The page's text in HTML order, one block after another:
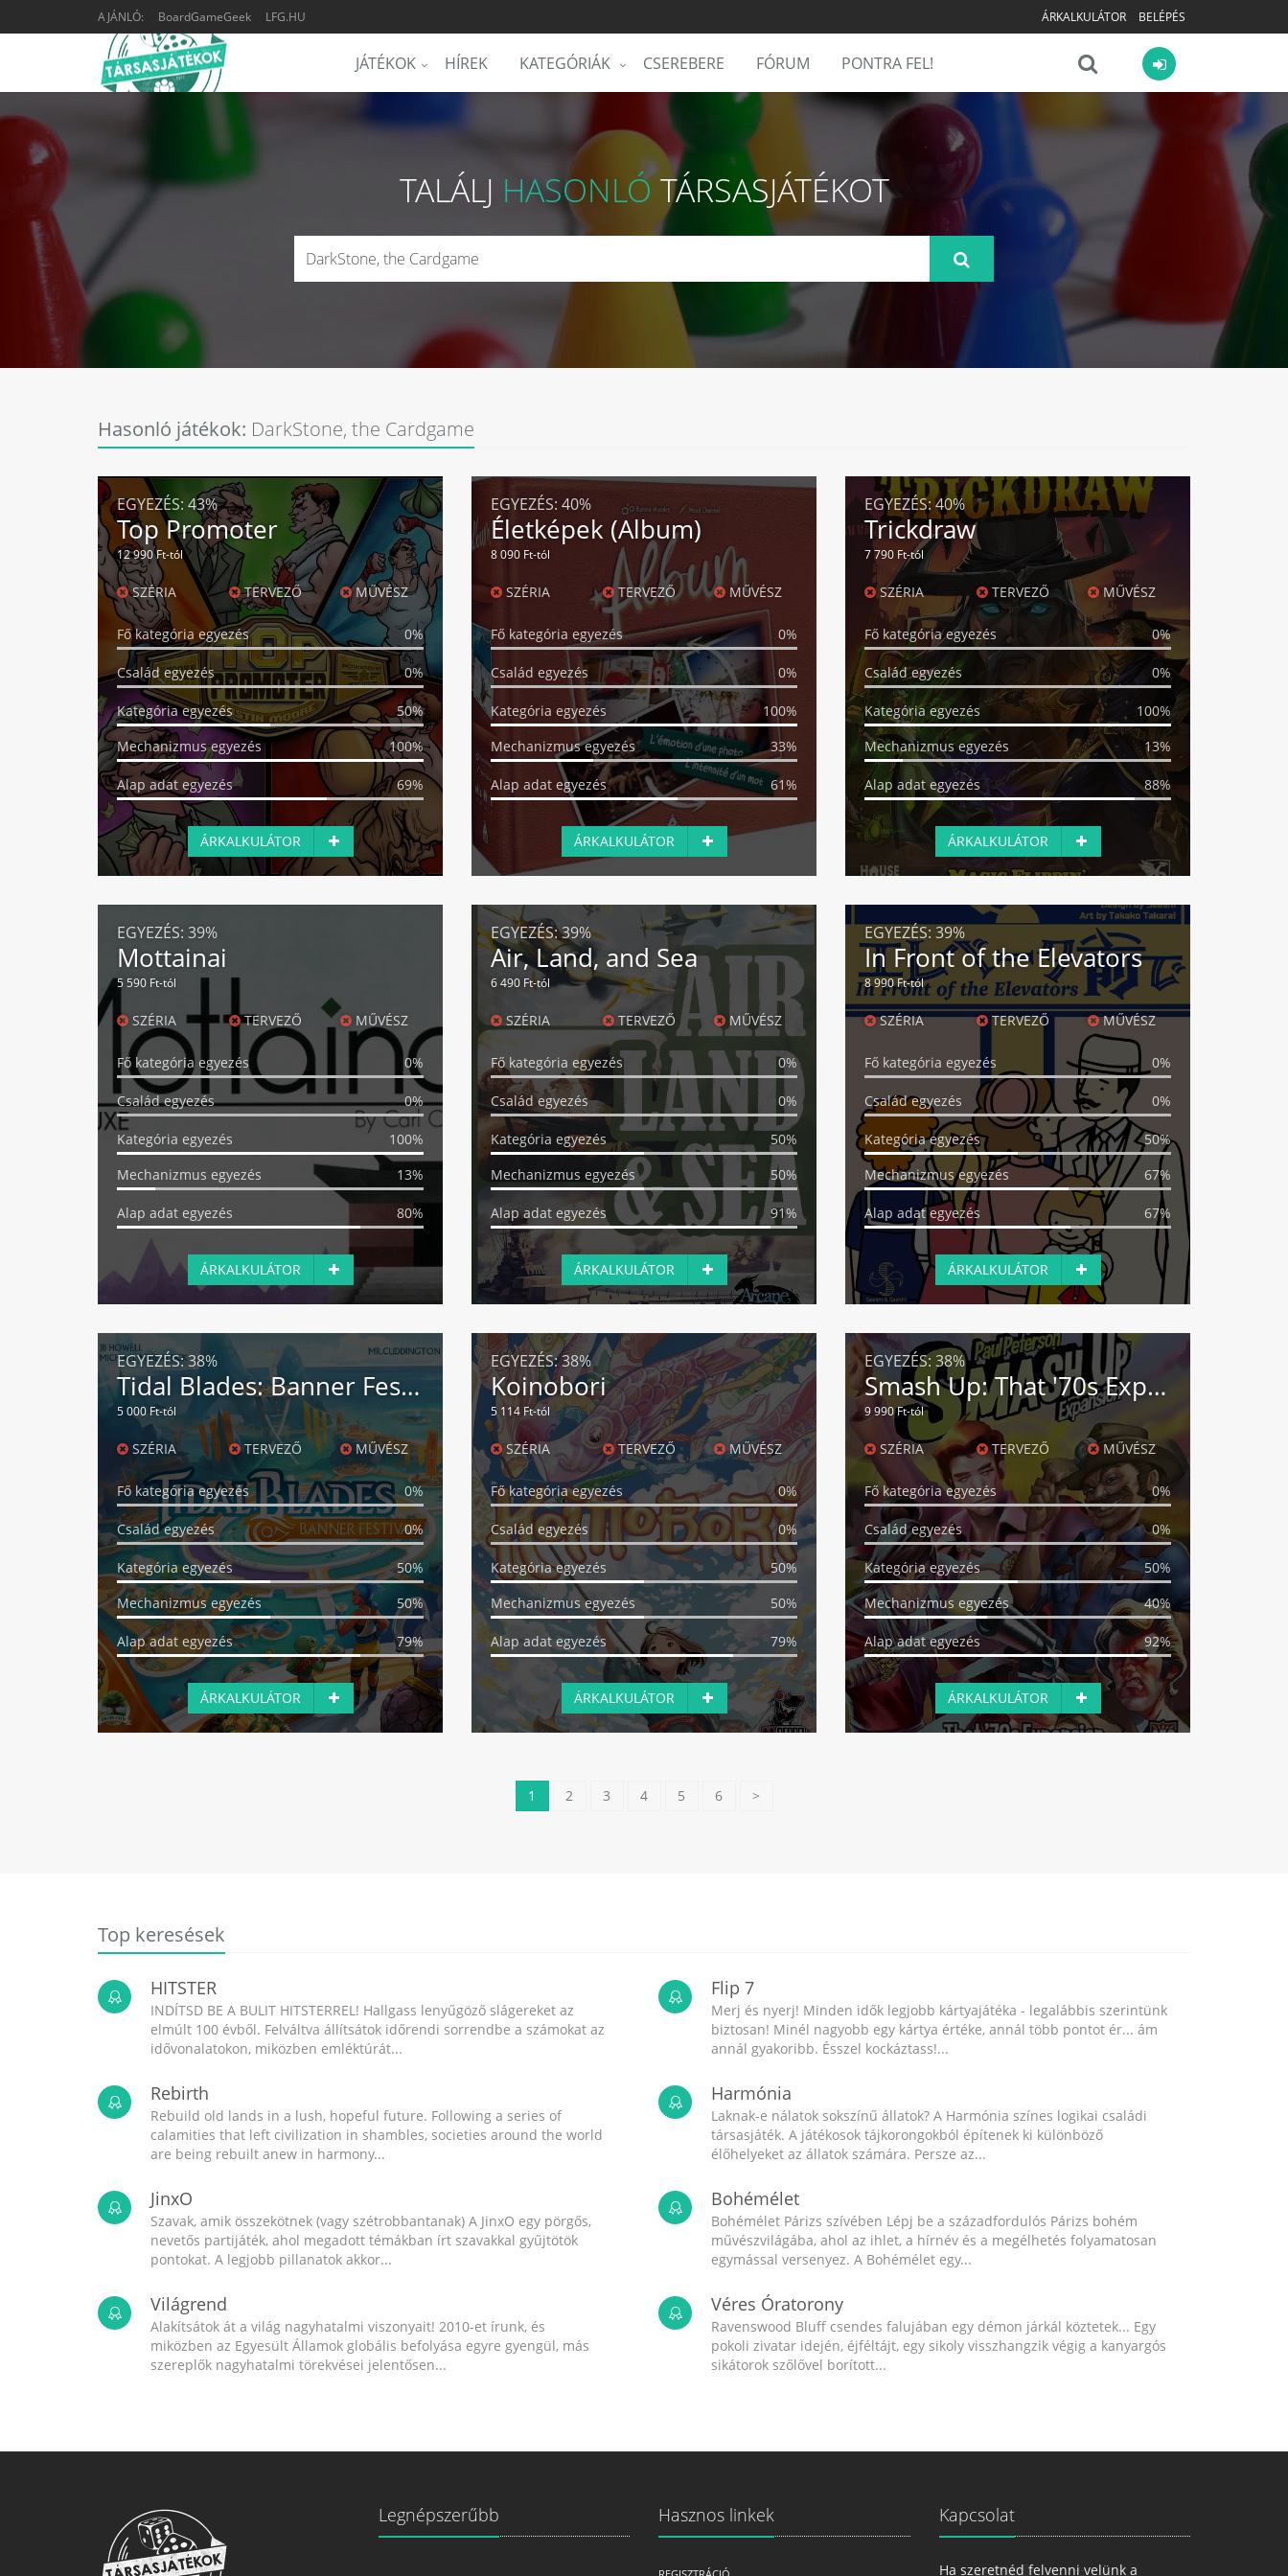
AJÁNLÓ: BoardGameGeek LFG.HU ÁRKALKULÁTOR BELÉPÉS
JÁTÉKOK HÍREK KATEGÓRIÁK CSEREBERE FÓRUM PONTRA FEL!
TALÁLJ HASONLÓTÁRSASJÁTÉKOT
Hasonló játékok: DarkStone, the Cardgame
EGYEZÉS: 43%
Top Promoter
12 990 Ft-tól
SZÉRIA TERVEZŐ MŰVÉSZ
Fő kategória egyezés 0%
Család egyezés 0%
Kategória egyezés
50%
Mechanizmus egyezés
100%
Alap adat egyezés 69%
ÁRKALKULÁTOR
EGYEZÉS: 40%
Életképek (Album)
8 090 Ft-tól
SZÉRIA TERVEZŐ MŰVÉSZ
Fő kategória egyezés 0%
Család egyezés 0%
Kategória egyezés
100%
Mechanizmus egyezés
33%
Alap adat egyezés 61%
ÁRKALKULÁTOR
EGYEZÉS:40%
Trickdraw
7 790 Ft-tól
SZÉRIA TERVEZŐ MŰVÉSZ
Fő kategória egyezés 0%
Család egyezés 0%
Kategória egyezés
100%
Mechanizmus egyezés
13%
Alap adat egyezés 88%
ÁRKALKULÁTOR
EGYEZÉS: 39%
Mottainai
5 590 Ft-tól
SZÉRIA TERVEZŐ MŰVÉSZ
Fő kategória egyezés 0%
Család egyezés 0%
Kategória egyezés
100%
Mechanizmus egyezés
13%
Alap adat egyezés 80%
ÁRKALKULÁTOR
EGYEZÉS:39%
Air, Land, and Sea
6 490 Ft-tól
SZÉRIA TERVEZŐ MŰVÉSZ
Fő kategória egyezés 0%
Család egyezés 0%
Kategória egyezés
50%
Mechanizmus egyezés
50%
Alap adat egyezés 91%
ÁRKALKULÁTOR
EGYEZÉS: 39%
In Front of the Elevators
8 990 Ft-tól
SZÉRIA TERVEZŐ MŰVÉSZ
Fő kategória egyezés 0%
Család egyezés 0%
Kategória egyezés
50%
Mechanizmus egyezés
67%
Alap adat egyezés 67%
ÁRKALKULÁTOR
EGYEZÉS:38%
Tidal Blades: Banner Festival
5 000 Ft-tól
SZÉRIA TERVEZŐ MŰVÉSZ
Fő kategória egyezés 0%
Család egyezés 0%
Kategória egyezés
50%
Mechanizmus egyezés
50%
Alap adat egyezés 79%
ÁRKALKULÁTOR
EGYEZÉS:38%
Koinobori
5 114 Ft-tól
SZÉRIA TERVEZŐ MŰVÉSZ
Fő kategória egyezés 0%
Család egyezés 0%
Kategória egyezés
50%
Mechanizmus egyezés
50%
Alap adat egyezés 79%
ÁRKALKULÁTOR
EGYEZÉS: 38%
Smash Up: That '70s Expansion
9 990 Ft-tól
SZÉRIA TERVEZŐ MŰVÉSZ
Fő kategória egyezés 0%
Család egyezés 0%
Kategória egyezés
50%
Mechanizmus egyezés
40%
Alap adat egyezés 92%
ÁRKALKULÁTOR
1 2 3 4 5 6 >
Top keresések
HITSTER
INDÍTSD BE A BULIT HITSTERREL! Hallgass lenyűgöző slágereket az
elmúlt 100 évből. Felváltva állítsátok időrendi sorrendbe a számokat az
idővonalatokon, miközben emléktúrát...
Rebirth
Rebuild old lands in a lush, hopeful future. Following a series of
calamities that left civilization in shambles, societies around the world
are being rebuilt anew in harmony...
JinxO
Szavak, amik összekötnek (vagy szétrobbantanak) A JinxO egy pörgős,
nevetős partijáték, ahol megadott témákban írt szavakkal gyűjtötök
pontokat. A legjobb pillanatok akkor...
Világrend
Alakítsátok át a világ nagyhatalmi viszonyait! 2010-et írunk, és
miközben az Egyesült Államok globális befolyása egyre gyengül, más
szereplők nagyhatalmi törekvései jelentősen...
Flip 7
Merj és nyerj! Minden idők legjobb kártyajátéka - legalábbis szerintünk
biztosan! Minél nagyobb egy kártya értéke, annál több pontot ér... ám
annál gyakoribb. Ésszel kockáztass!...
Harmónia
Laknak-e nálatok sokszínű állatok? A Harmónia színes logikai családi
társasjáték. A játékosok tájkorongokból építenek ki különböző
élőhelyeket az állatok számára. Persze az...
Bohémélet
Bohémélet Párizs szívében Lépj be a századfordulós Párizs bohém
művészvilágába, ahol az ihlet, a hírnév és a megélhetés folyamatosan
egymással versenyez. A Bohémélet egy...
Véres Óratorony
Ravenswood Bluff csendes falujában egy démon járkál köztetek... Egy
pokoli zivatar idején, éjféltájt, egy sikoly visszhangzik végig a kanyargós
sikátorok szőlővel borított...
Legnépszerűbb Hasznos linkek Kapcsolat
Ha szeretnéd felvenni velünk a